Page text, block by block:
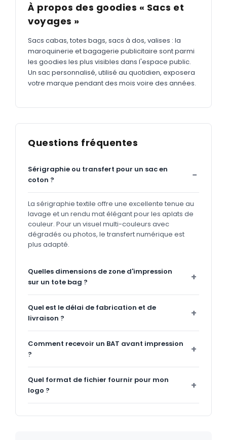
À propos des goodies « Sacs et
voyages »
Sacs cabas, totes bags, sacs à dos, valises : la
maroquinerie et bagagerie publicitaire sont parmi
les goodies les plus visibles dans l'espace public.
Un sac personnalisé, utilisé au quotidien, exposera
votre marque pendant des mois voire des années.
Questions fréquentes
Sérigraphie ou transfert pour un sac en
coton ?
La sérigraphie textile offre une excellente tenue au
lavage et un rendu mat élégant pour les aplats de
couleur. Pour un visuel multi-couleurs avec
dégradés ou photos, le transfert numérique est
plus adapté.
Quelles dimensions de zone d'impression
sur un tote bag ?
Quel est le délai de fabrication et de
livraison ?
Comment recevoir un BAT avant impression
?
Quel format de fichier fournir pour mon
logo ?